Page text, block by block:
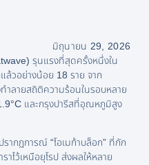
มิถุนายน 29, 2026
รุนแรงที่สุดครั้งหนึ่งใน
ล้วอย่างน้อย 18 ราย จาก
ลายสถิติความร้อนในรอบหลาย
และกรุงปารีสที่อุณหภูมิสูง
ากฏการณ์ “โอเมก้าบล็อก” ที่กัก
าไว้เหนือยุโรป ส่งผลให้หลาย